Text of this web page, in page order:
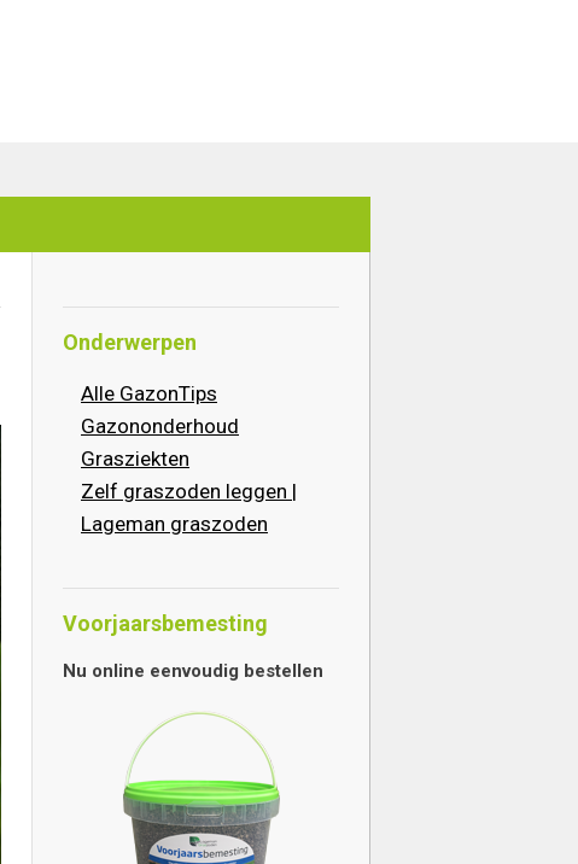
Onderwerpen
Alle GazonTips
Gazononderhoud
Grasziekten
Zelf graszoden leggen |
Lageman graszoden
Voorjaarsbemesting
Nu online eenvoudig bestellen